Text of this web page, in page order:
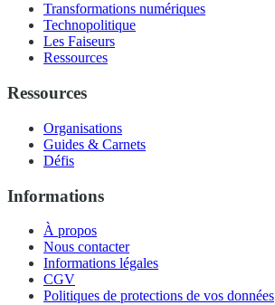
Transformations numériques
Technopolitique
Les Faiseurs
Ressources
Ressources
Organisations
Guides & Carnets
Défis
Informations
À propos
Nous contacter
Informations légales
CGV
Politiques de protections de vos données